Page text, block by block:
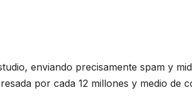
enviando precisamente spam y
por cada 12 millones y medio de